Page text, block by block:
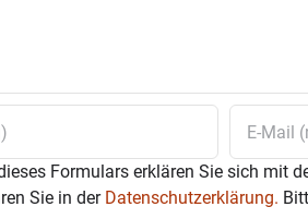
Formulars erklären Sie sich mit
Sie in der Datenschutzerklärung.